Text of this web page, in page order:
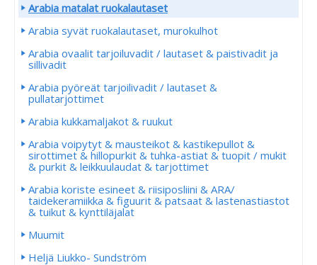
Arabia matalat ruokalautaset
Arabia syvät ruokalautaset, murokulhot
Arabia ovaalit tarjoiluvadit / lautaset & paistivadit ja
sillivadit
Arabia pyöreät tarjoilivadit / lautaset &
pullatarjottimet
Arabia kukkamaljakot & ruukut
Arabia voipytyt & mausteikot & kastikepullot &
sirottimet & hillopurkit & tuhka-astiat & tuopit / mukit
& purkit & leikkuulaudat & tarjottimet
Arabia koriste esineet & riisiposliini & ARA/
taidekeramiikka & figuurit & patsaat & lastenastiastot
& tuikut & kynttiläjalat
Muumit
Heljä Liukko- Sundström